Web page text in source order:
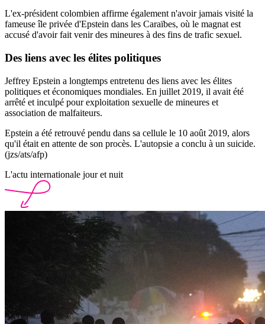
L'ex-président colombien affirme également n'avoir jamais visité la
fameuse île privée d'Epstein dans les Caraïbes, où le magnat est
accusé d'avoir fait venir des mineures à des fins de trafic sexuel.
Des liens avec les élites politiques
Jeffrey Epstein a longtemps entretenu des liens avec les élites
politiques et économiques mondiales. En juillet 2019, il avait été
arrêté et inculpé pour exploitation sexuelle de mineures et
association de malfaiteurs.
Epstein a été retrouvé pendu dans sa cellule le 10 août 2019, alors
qu'il était en attente de son procès. L'autopsie a conclu à un suicide.
(jzs/ats/afp)
L'actu internationale jour et nuit